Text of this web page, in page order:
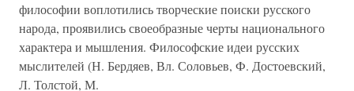
философии воплотились творческие поиски русского
народа, проявились своеобразные черты национального
характера и мышления. Философские идеи русских
мыслителей (Н. Бердяев, Вл. Соловьев, Ф. Достоевский,
Л. Толстой, М.